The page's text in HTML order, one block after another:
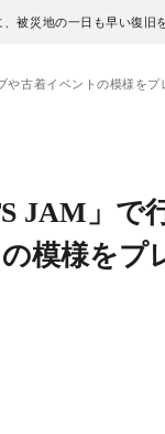
被災地の一日も早い復旧
古着イベントの模様をプ
JAM」で
模様をプ